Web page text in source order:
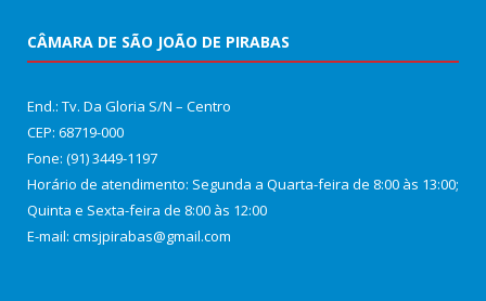
CÂMARA DE SÃO JOÃO DE PIRABAS
End.: Tv. Da Gloria S/N – Centro
CEP: 68719-000
Fone: (91) 3449-1197
Horário de atendimento: Segunda a Quarta-feira de 8:00 às 13:00;
Quinta e Sexta-feira de 8:00 às 12:00
E-mail: cmsjpirabas@gmail.com